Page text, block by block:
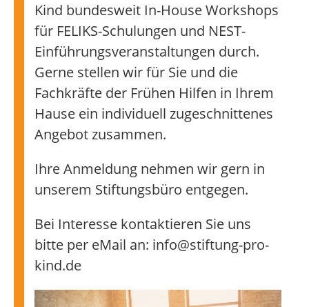
Kind bundesweit In-House Workshops
für FELIKS-Schulungen und NEST-
Einführungsveranstaltungen durch.
Gerne stellen wir für Sie und die
Fachkräfte der Frühen Hilfen in Ihrem
Hause ein individuell zugeschnittenes
Angebot zusammen.
Ihre Anmeldung nehmen wir gern in
unserem Stiftungsbüro entgegen.
Bei Interesse kontaktieren Sie uns
bitte per eMail an: info@stiftung-pro-
kind.de